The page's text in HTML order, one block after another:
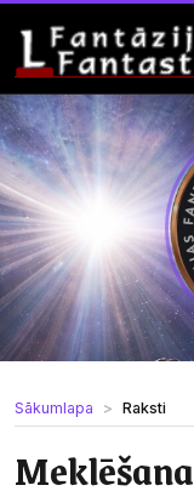
Sākumlapa Raksti
Meklēšana